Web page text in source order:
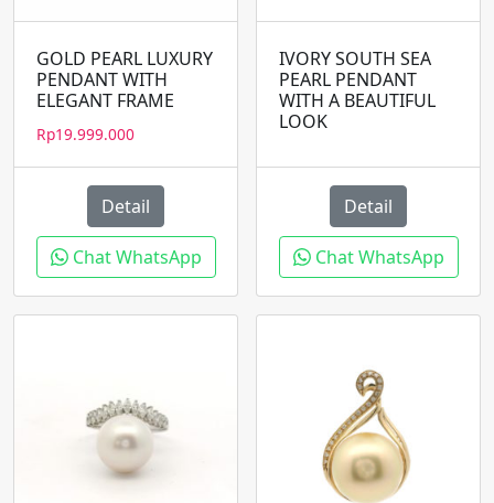
GOLD PEARL LUXURY
PENDANT WITH
ELEGANT FRAME
Rp19.999.000
Detail
Chat WhatsApp
IVORY SOUTH SEA
PEARL PENDANT
WITH A BEAUTIFUL
LOOK
Detail
Chat WhatsApp